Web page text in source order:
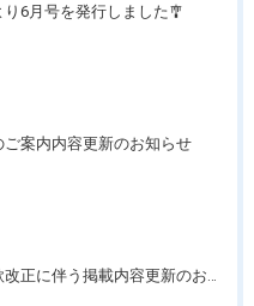
6月号を発行しました🎐
ご案内内容更新のお知らせ